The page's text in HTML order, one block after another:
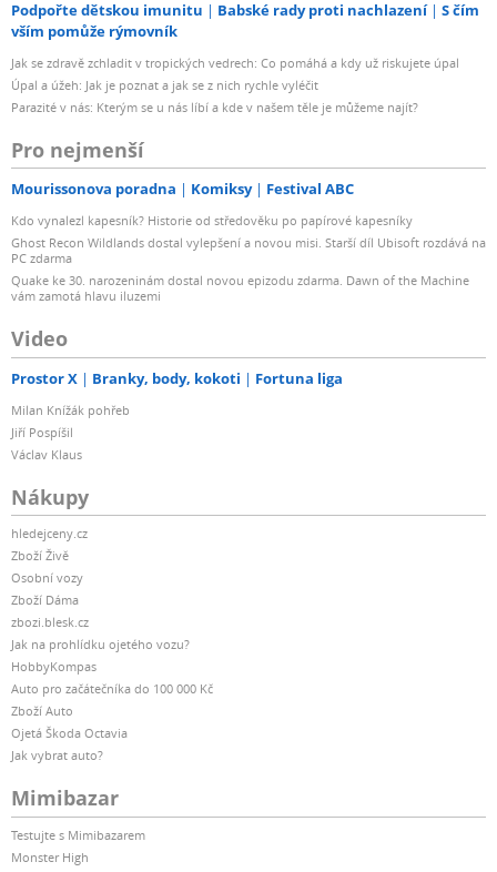
Podpořte dětskou imunitu Babské rady proti nachlazení
S čím
vším pomůže rýmovník
Jak se zdravě zchladit v tropických vedrech: Co pomáhá a kdy už riskujete úpal
Úpal a úžeh: Jak je poznat a jak se z nich rychle vyléčit
Parazité v nás: Kterým se u nás líbí a kde v našem těle je můžeme najít?
Pro nejmenší
Mourissonova poradna Komiksy Festival ABC
Kdo vynalezl kapesník? Historie od středověku po papírové kapesníky
Ghost Recon Wildlands dostal vylepšení a novou misi. Starší díl Ubisoft rozdává na
PC zdarma
Quake ke 30. narozeninám dostal novou epizodu zdarma. Dawn of the Machine
vám zamotá hlavu iluzemi
Video
Prostor X Branky, body, kokoti Fortuna liga
Milan Knížák pohřeb
Jiří Pospíšil
Václav Klaus
Nákupy
hledejceny.cz
Zboží Živě
Osobní vozy
Zboží Dáma
zbozi.blesk.cz
Jak na prohlídku ojetého vozu?
HobbyKompas
Auto pro začátečníka do 100 000 Kč
Zboží Auto
Ojetá Škoda Octavia
Jak vybrat auto?
Mimibazar
Testujte s Mimibazarem
Monster High